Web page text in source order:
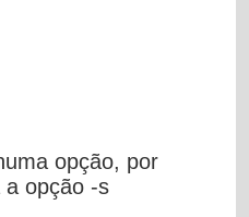
opção, por
a opção -s